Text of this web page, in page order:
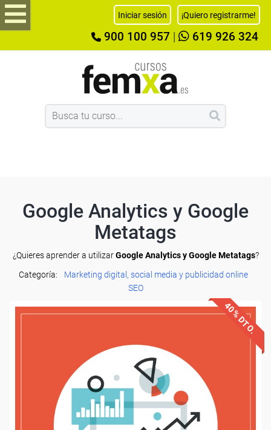
Iniciar sesión ¡Quiero registrarme!
900 100 957 619 926 324
Google Analytics y Google
Metatags
¿Quieres aprender a utilizarGoogle Analytics y Google Metatags?
Categoría:
Marketing digital, social media y publicidad online
SEO
40% DTO.